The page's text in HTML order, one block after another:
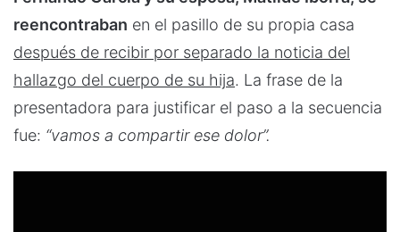
reencontraban en el pasillo de su propia casa
después de recibir por separado la noticia del
hallazgo del cuerpo de su hija. La frase de la
presentadora para justificar el paso a la secuencia
fue: “vamos a compartir ese dolor”.